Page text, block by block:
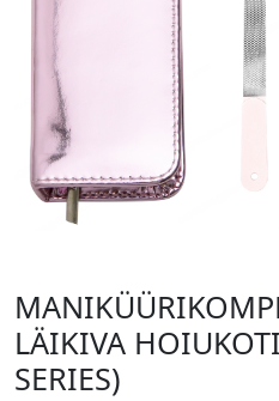
LÄIKIVA
SERIES)